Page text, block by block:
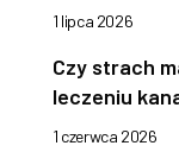
1 lipca 2026
Czy strach
leczeniu
1 czerwca 2026